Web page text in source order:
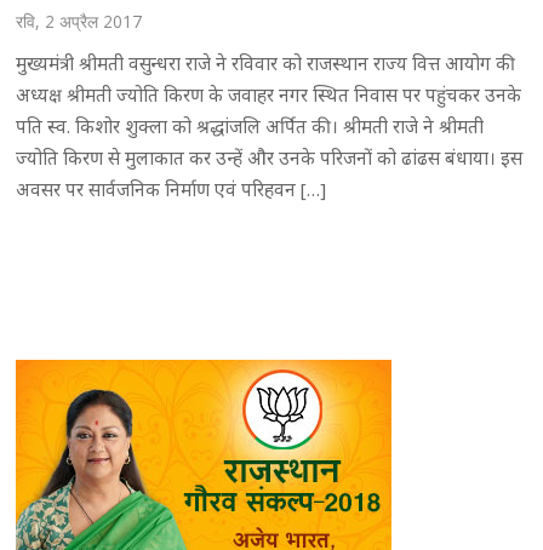
रवि, 2 अप्रैल 2017
मुख्यमंत्री श्रीमती वसुन्धरा राजे ने रविवार को राजस्थान राज्य वित्त आयोग की
अध्यक्ष श्रीमती ज्योति किरण के जवाहर नगर स्थित निवास पर पहुंचकर उनके
पति स्व. किशोर शुक्ला को श्रद्धांजलि अर्पित की। श्रीमती राजे ने श्रीमती
ज्योति किरण से मुलाकात कर उन्हें और उनके परिजनों को ढांढस बंधाया। इस
अवसर पर सार्वजनिक निर्माण एवं परिहवन […]